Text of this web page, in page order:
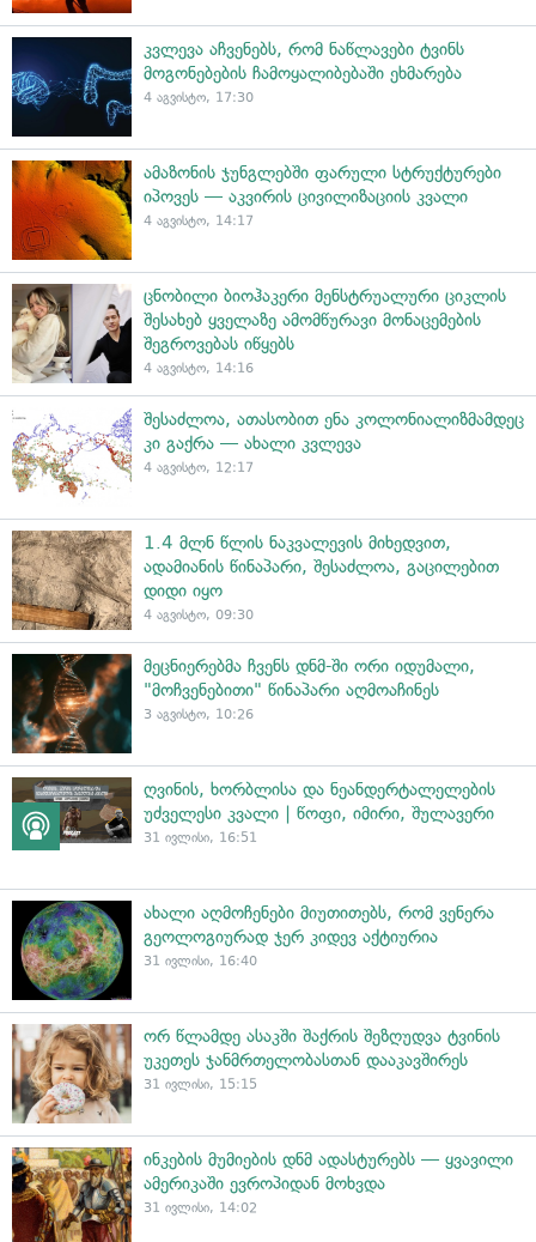
კვლევა აჩვენებს, რომ ნაწლავები ტვინს
მოგონებების ჩამოყალიბებაში ეხმარება
4 აგვისტო, 17:30
ამაზონის ჯუნგლებში ფარული სტრუქტურები
იპოვეს — აკვირის ცივილიზაციის კვალი
4 აგვისტო, 14:17
ცნობილი ბიოჰაკერი მენსტრუალური ციკლის
შესახებ ყველაზე ამომწურავი მონაცემების
შეგროვებას იწყებს
4 აგვისტო, 14:16
შესაძლოა, ათასობით ენა კოლონიალიზმამდეც
კი გაქრა — ახალი კვლევა
4 აგვისტო, 12:17
1.4 მლნ წლის ნაკვალევის მიხედვით,
ადამიანის წინაპარი, შესაძლოა, გაცილებით
დიდი იყო
4 აგვისტო, 09:30
მეცნიერებმა ჩვენს დნმ-ში ორი იდუმალი,
"მოჩვენებითი" წინაპარი აღმოაჩინეს
3 აგვისტო, 10:26
ღვინის, ხორბლისა და ნეანდერტალელების
უძველესი კვალი | წოფი, იმირი, შულავერი
31 ივლისი, 16:51
ახალი აღმოჩენები მიუთითებს, რომ ვენერა
გეოლოგიურად ჯერ კიდევ აქტიურია
31 ივლისი, 16:40
ორ წლამდე ასაკში შაქრის შეზღუდვა ტვინის
უკეთეს ჯანმრთელობასთან დააკავშირეს
31 ივლისი, 15:15
ინკების მუმიების დნმ ადასტურებს — ყვავილი
ამერიკაში ევროპიდან მოხვდა
31 ივლისი, 14:02